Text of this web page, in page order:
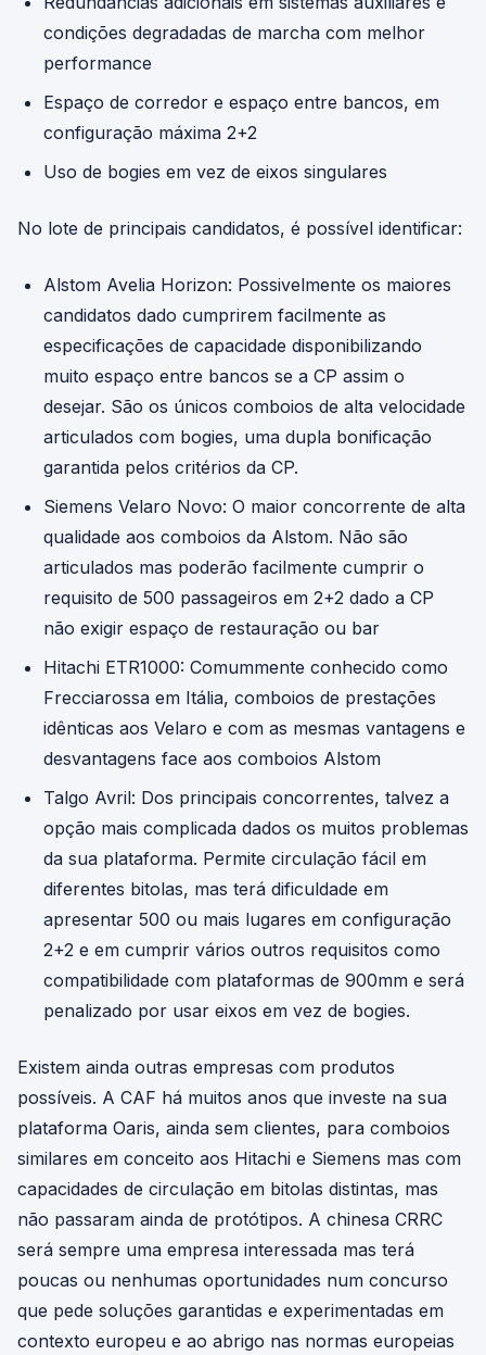
condições degradadas de marcha com melhor
performance
Espaço de corredor e espaço entre bancos, em
configuração máxima 2+2
Uso de bogies em vez de eixos singulares
No lote de principais candidatos, é possível identificar:
Alstom Avelia Horizon: Possivelmente os maiores
candidatos dado cumprirem facilmente as
especificações de capacidade disponibilizando
muito espaço entre bancos se a CP assim o
desejar. São os únicos comboios de alta velocidade
articulados com bogies, uma dupla bonificação
garantida pelos critérios da CP.
Siemens Velaro Novo: O maior concorrente de alta
qualidade aos comboios da Alstom. Não são
articulados mas poderão facilmente cumprir o
requisito de 500 passageiros em 2+2 dado a CP
não exigir espaço de restauração ou bar
Hitachi ETR1000: Comummente conhecido como
Frecciarossa em Itália, comboios de prestações
idênticas aos Velaro e com as mesmas vantagens e
desvantagens face aos comboios Alstom
Talgo Avril: Dos principais concorrentes, talvez a
opção mais complicada dados os muitos problemas
da sua plataforma. Permite circulação fácil em
diferentes bitolas, mas terá dificuldade em
apresentar 500 ou mais lugares em configuração
2+2 e em cumprir vários outros requisitos como
compatibilidade com plataformas de 900mm e será
penalizado por usar eixos em vez de bogies.
Existem ainda outras empresas com produtos
possíveis. A CAF há muitos anos que investe na sua
plataforma Oaris, ainda sem clientes, para comboios
similares em conceito aos Hitachi e Siemens mas com
capacidades de circulação em bitolas distintas, mas
não passaram ainda de protótipos. A chinesa CRRC
será sempre uma empresa interessada mas terá
poucas ou nenhumas oportunidades num concurso
que pede soluções garantidas e experimentadas em
contexto europeu e ao abrigo nas normas europeias